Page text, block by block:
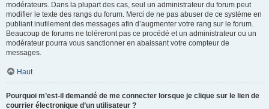
modérateurs. Dans la plupart des cas, seul un administrateur du forum peut
modifier le texte des rangs du forum. Merci de ne pas abuser de ce système en
publiant inutilement des messages afin d’augmenter votre rang sur le forum.
Beaucoup de forums ne toléreront pas ce procédé et un administrateur ou un
modérateur pourra vous sanctionner en abaissant votre compteur de
messages.
Haut
Pourquoi m’est-il demandé de me connecter lorsque je clique sur le lien de
courrier électronique d’un utilisateur ?